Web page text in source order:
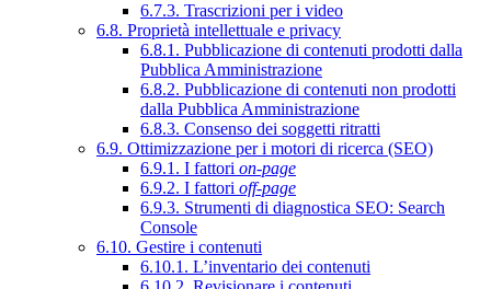
6.7.3. Trascrizioni per i video
6.8. Proprietà intellettuale e privacy
6.8.1. Pubblicazione di contenuti prodotti dalla
Pubblica Amministrazione
6.8.2. Pubblicazione di contenuti non prodotti
dalla Pubblica Amministrazione
6.8.3. Consenso dei soggetti ritratti
6.9. Ottimizzazione per i motori di ricerca (SEO)
6.9.1. I fattori on-page
6.9.2. I fattori off-page
6.9.3. Strumenti di diagnostica SEO: Search
Console
6.10. Gestire i contenuti
6.10.1. L’inventario dei contenuti